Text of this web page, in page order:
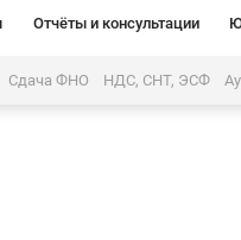
Отчёты и консультации
Сдача ФНО НДС, СНТ, ЭСФ